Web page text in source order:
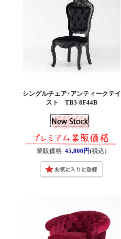
シングルチェア･アンティークテイ
スト TB3-8F44B
業販価格 45,800円(税込)